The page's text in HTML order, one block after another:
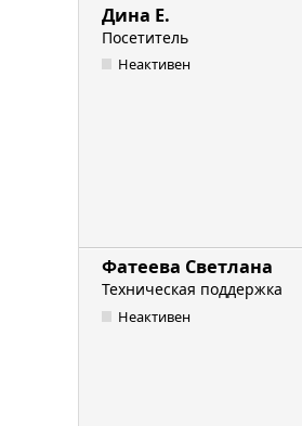
Дина Е.
Посетитель
Неактивен
Фатеева Светлана
Техническая поддержка
Неактивен